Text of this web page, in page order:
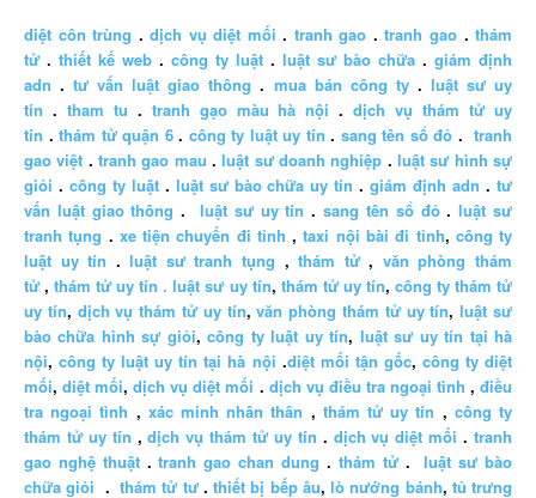
diệt côn trùng .dịch vụ diệt mối . tranh gao .tranh gao .thám
tử . thiết kế web . công ty luật . luật sư bào chữa . giám định
adn .tư vấn luật giao thông . mua bán công ty. luật sư uy
tín . tham tu . tranh gạo màu hà nội .dịch vụ thám tử uy
tín .thám tử quận 6. công ty luật uy tín . sang tên sổ đỏ .tranh
gao việt .tranh gao mau .luật sư doanh nghiệp .luật sư hình sự
giỏi . công ty luật. luật sư bào chữa uy tín .giám định adn .tư
vấn luật giao thông . luật sư uy tín .sang tên sổ đỏ.luật sư
tranh tụng . xe tiện chuyến đi tỉnh ,taxi nội bài đi tỉnh, công ty
luật uy tín .luật sư tranh tụng ,thám tử, văn phòng thám
tử ,thám tử uy tín . luật sư uy tín, thám tử uy tín, công ty thám tử
uy tín, dịch vụ thám tử uy tín,văn phòng thám tử uy tín,luật sư
bào chữa hình sự giỏi,công ty luật uy tín, luật sư uy tín tại hà
nội,công ty luật uy tín tại hà nội .diệt mối tận gốc, công ty diệt
mối,diệt mối,dịch vụ diệt mối . dịch vụ điều tra ngoại tình ,điều
tra ngoại tình , xác minh nhân thân , thám tử uy tín , công ty
thám tử uy tín ,dịch vụ thám tử uy tín . dịch vụ diệt mối .tranh
gao nghệ thuật.tranh gao chan dung . thám tử.luật sư bào
chữa giỏi .thám tử tư.thiết bị bếp âu,lò nướng bánh, tủ trưng